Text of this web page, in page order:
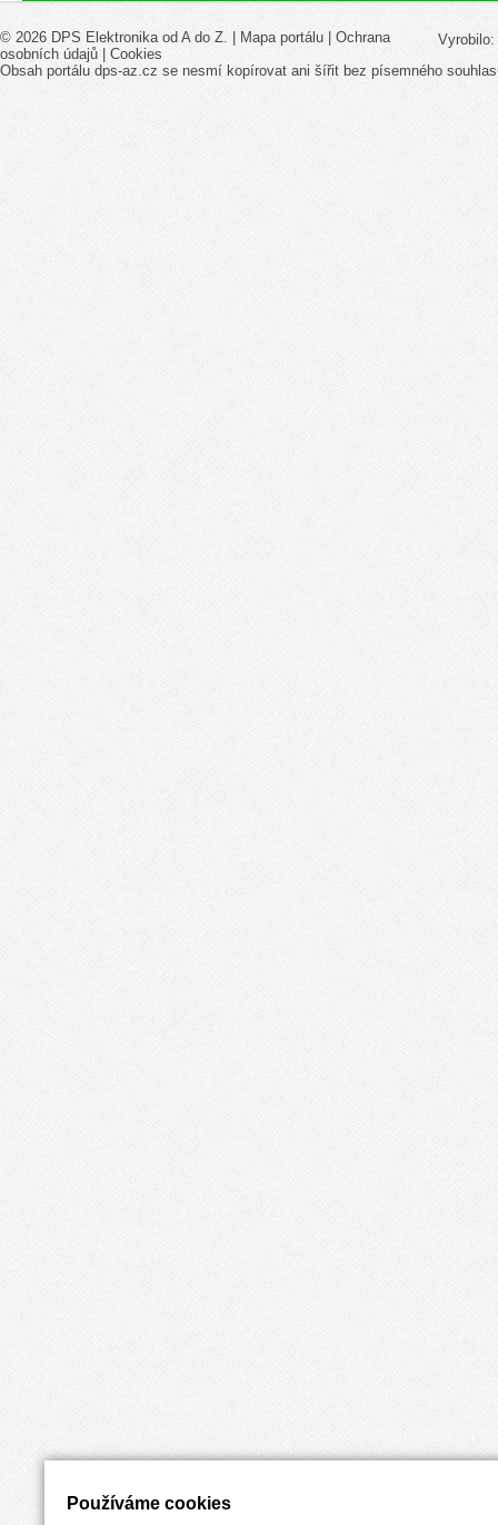
Vyrobilo:
© 2026 DPS Elektronika od A do Z. | Mapa portálu
Ochrana
osobních údajů
Cookies
Obsah portálu dps-az.cz se nesmí kopírovat ani šířit bez písemného
Používáme cookies